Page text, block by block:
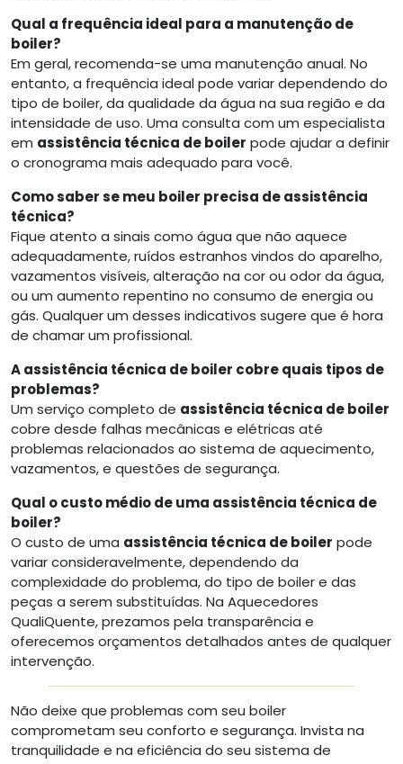
Qual a frequência ideal para a manutenção de
boiler?
Em geral, recomenda-se uma manutenção anual. No
entanto, a frequência ideal pode variar dependendo do
tipo de boiler, da qualidade da água na sua região e da
intensidade de uso. Uma consulta com um especialista
em assistência técnica de boiler pode ajudar a definir
o cronograma mais adequado para você.
Como saber se meu boiler precisa de assistência
técnica?
Fique atento a sinais como água que não aquece
adequadamente, ruídos estranhos vindos do aparelho,
vazamentos visíveis, alteração na cor ou odor da água,
ou um aumento repentino no consumo de energia ou
gás. Qualquer um desses indicativos sugere que é hora
de chamar um profissional.
A assistência técnica de boiler cobre quais tipos de
problemas?
Um serviço completo de assistência técnica de boiler
cobre desde falhas mecânicas e elétricas até
problemas relacionados ao sistema de aquecimento,
vazamentos, e questões de segurança.
Qual o custo médio de uma assistência técnica de
boiler?
O custo de uma assistência técnica de boiler pode
variar consideravelmente, dependendo da
complexidade do problema, do tipo de boiler e das
peças a serem substituídas. Na Aquecedores
QualiQuente, prezamos pela transparência e
oferecemos orçamentos detalhados antes de qualquer
intervenção.
Não deixe que problemas com seu boiler
comprometam seu conforto e segurança. Invista na
tranquilidade e na eficiência do seu sistema de